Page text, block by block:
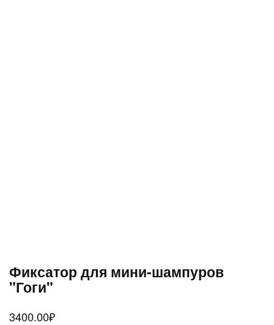
Фиксатор для мини-шампуров
"Гоги"
3400.00₽